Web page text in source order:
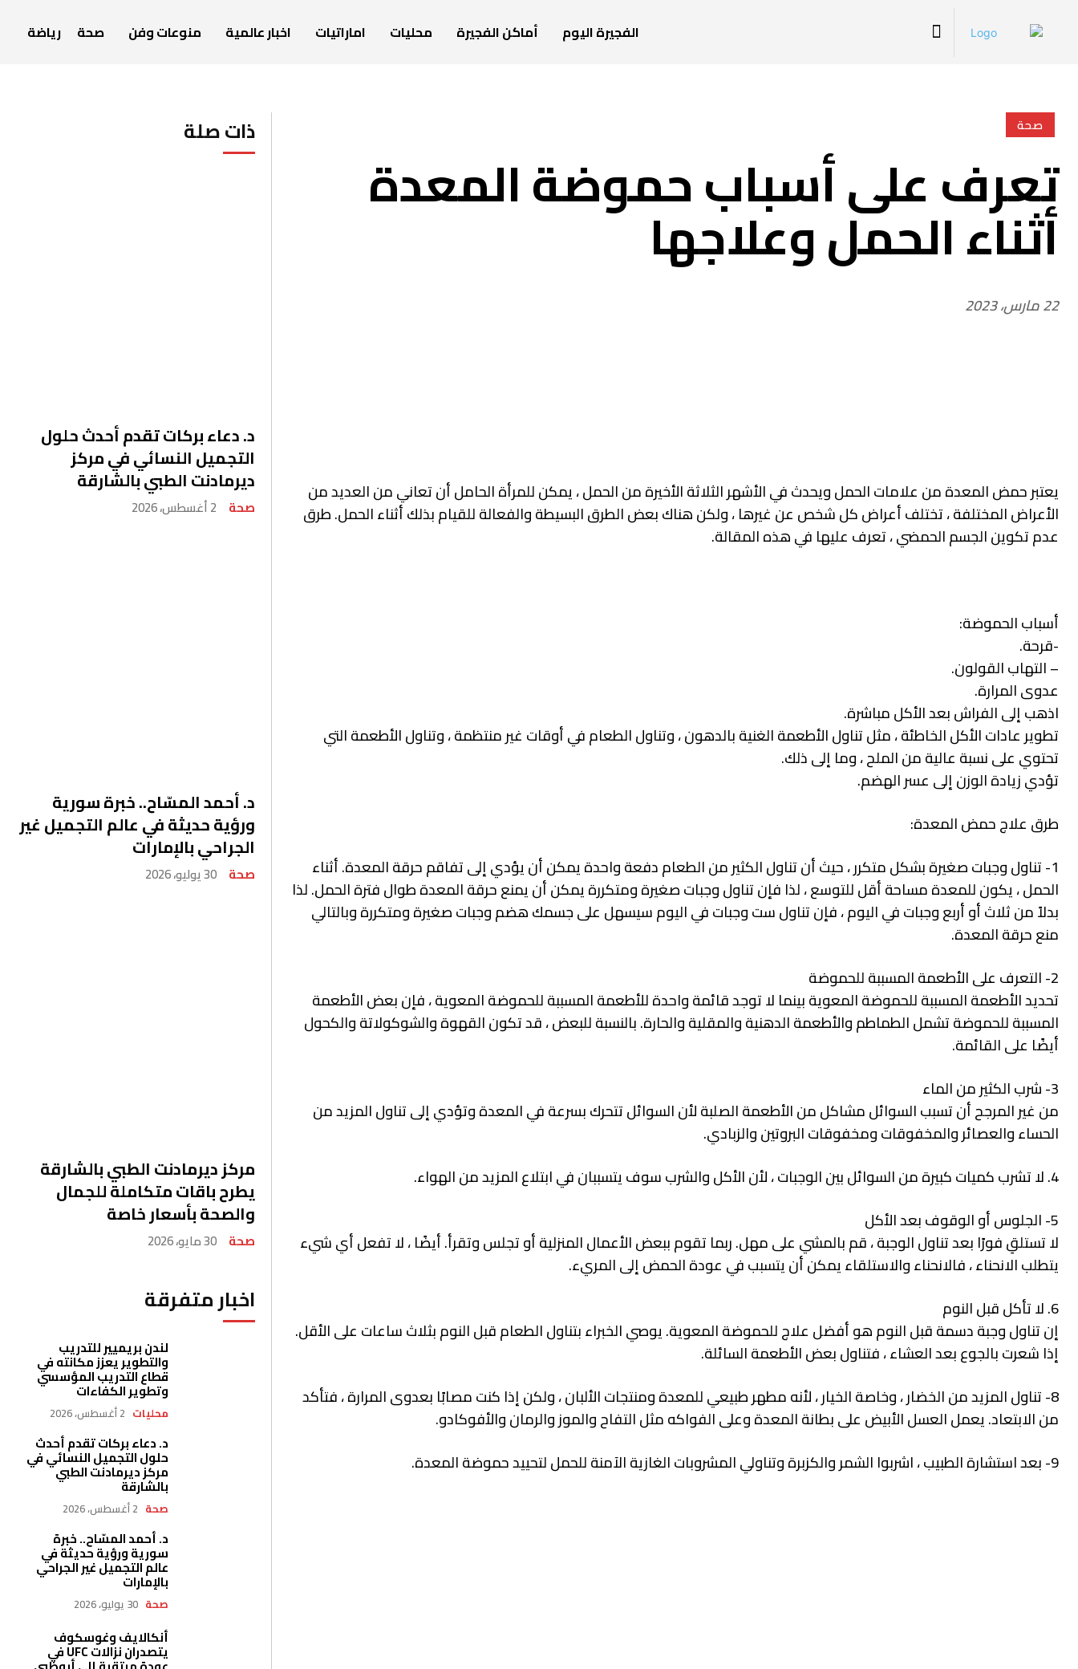
الفجيرة اليوم أماكن الفجيرة محليات اماراتيات اخبار عالمية منوعات وفن صحة رياضة
ذات صلة
د. دعاء بركات تقدم أحدث حلول
التجميل النسائي في مركز
ديرمادنت الطبي بالشارقة
صحة 2 أغسطس، 2026
د. أحمد المسّاح.. خبرة سورية
ورؤية حديثة في عالم التجميل غير
الجراحي بالإمارات
صحة 30 يوليو، 2026
مركز ديرمادنت الطبي بالشارقة
يطرح باقات متكاملة للجمال
والصحة بأسعار خاصة
صحة 30 مايو، 2026
اخبار متفرقة
لندن بريميير للتدريب
والتطوير يعزز مكانته في
قطاع التدريب المؤسسي
وتطوير الكفاءات
محليات 2 أغسطس، 2026
د. دعاء بركات تقدم أحدث
حلول التجميل النسائي في
مركز ديرمادنت الطبي
بالشارقة
صحة 2 أغسطس، 2026
د. أحمد المسّاح.. خبرة
سورية ورؤية حديثة في
عالم التجميل غير الجراحي
بالإمارات
صحة 30 يوليو، 2026
أنكالايف وغوسكوف
يتصدران نزالات UFC في
صحة
تعرف على أسباب حموضة المعدة
أثناء الحمل وعلاجها
22 مارس، 2023
يعتبر حمض المعدة من علامات الحمل ويحدث في الأشهر الثلاثة الأخيرة من الحمل ، يمكن للمرأة الحامل أن تعاني من العديد من
الأعراض المختلفة ، تختلف أعراض كل شخص عن غيرها ، ولكن هناك بعض الطرق البسيطة والفعالة للقيام بذلك أثناء الحمل. طرق
عدم تكوين الجسم الحمضي ، تعرف عليها في هذه المقالة.
أسباب الحموضة:
-قرحة.
– التهاب القولون.
عدوى المرارة.
اذهب إلى الفراش بعد الأكل مباشرة.
تطوير عادات الأكل الخاطئة ، مثل تناول الأطعمة الغنية بالدهون ، وتناول الطعام في أوقات غير منتظمة ، وتناول الأطعمة التي
تحتوي على نسبة عالية من الملح ، وما إلى ذلك.
تؤدي زيادة الوزن إلى عسر الهضم.
طرق علاج حمض المعدة:
1- تناول وجبات صغيرة بشكل متكرر ، حيث أن تناول الكثير من الطعام دفعة واحدة يمكن أن يؤدي إلى تفاقم حرقة المعدة. أثناء
الحمل ، يكون للمعدة مساحة أقل للتوسع ، لذا فإن تناول وجبات صغيرة ومتكررة يمكن أن يمنع حرقة المعدة طوال فترة الحمل. لذا
بدلاً من ثلاث أو أربع وجبات في اليوم ، فإن تناول ست وجبات في اليوم سيسهل على جسمك هضم وجبات صغيرة ومتكررة وبالتالي
منع حرقة المعدة.
2- التعرف على الأطعمة المسببة للحموضة
تحديد الأطعمة المسببة للحموضة المعوية بينما لا توجد قائمة واحدة للأطعمة المسببة للحموضة المعوية ، فإن بعض الأطعمة
المسببة للحموضة تشمل الطماطم والأطعمة الدهنية والمقلية والحارة. بالنسبة للبعض ، قد تكون القهوة والشوكولاتة والكحول
أيضًا على القائمة.
3- شرب الكثير من الماء
من غير المرجح أن تسبب السوائل مشاكل من الأطعمة الصلبة لأن السوائل تتحرك بسرعة في المعدة وتؤدي إلى تناول المزيد من
الحساء والعصائر والمخفوقات ومخفوقات البروتين والزبادي.
4. لا تشرب كميات كبيرة من السوائل بين الوجبات ، لأن الأكل والشرب سوف يتسببان في ابتلاع المزيد من الهواء.
5- الجلوس أو الوقوف بعد الأكل
لا تستلقِ فورًا بعد تناول الوجبة ، قم بالمشي على مهل. ربما تقوم ببعض الأعمال المنزلية أو تجلس وتقرأ. أيضًا ، لا تفعل أي شيء
يتطلب الانحناء ، فالانحناء والاستلقاء يمكن أن يتسبب في عودة الحمض إلى المريء.
6. لا تأكل قبل النوم
إن تناول وجبة دسمة قبل النوم هو أفضل علاج للحموضة المعوية. يوصي الخبراء بتناول الطعام قبل النوم بثلاث ساعات على الأقل.
إذا شعرت بالجوع بعد العشاء ، فتناول بعض الأطعمة السائلة.
8- تناول المزيد من الخضار ، وخاصة الخيار ، لأنه مطهر طبيعي للمعدة ومنتجات الألبان ، ولكن إذا كنت مصابًا بعدوى المرارة ، فتأكد
من الابتعاد. يعمل العسل الأبيض على بطانة المعدة وعلى الفواكه مثل التفاح والموز والرمان والأفوكادو.
9- بعد استشارة الطبيب ، اشربوا الشمر والكزبرة وتناولي المشروبات الغازية الآمنة للحمل لتحييد حموضة المعدة.